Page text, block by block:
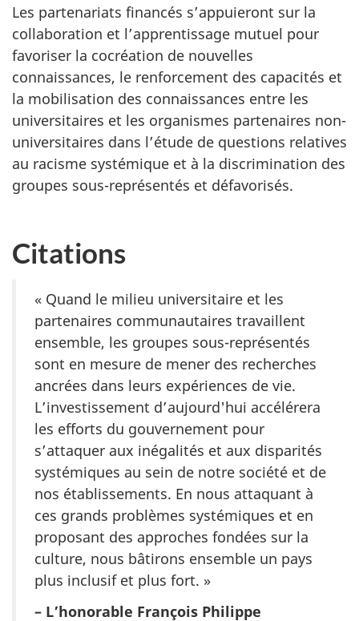
Les partenariats financés s’appuieront sur la
collaboration et l’apprentissage mutuel pour
favoriser la cocréation de nouvelles
connaissances, le renforcement des capacités et
la mobilisation des connaissances entre les
universitaires et les organismes partenaires non-
universitaires dans l’étude de questions relatives
au racisme systémique et à la discrimination des
groupes sous-représentés et défavorisés.
Citations
« Quand le milieu universitaire et les
partenaires communautaires travaillent
ensemble, les groupes sous-représentés
sont en mesure de mener des recherches
ancrées dans leurs expériences de vie.
L’investissement d’aujourd'hui accélérera
les efforts du gouvernement pour
s’attaquer aux inégalités et aux disparités
systémiques au sein de notre société et de
nos établissements. En nous attaquant à
ces grands problèmes systémiques et en
proposant des approches fondées sur la
culture, nous bâtirons ensemble un pays
plus inclusif et plus fort. »
– L’honorable François Philippe